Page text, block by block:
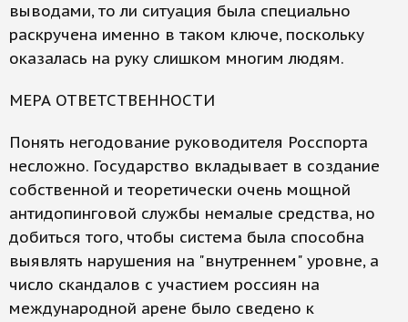
выводами, то ли ситуация была специально
раскручена именно в таком ключе, поскольку
оказалась на руку слишком многим людям.
МЕРА ОТВЕТСТВЕННОСТИ
Понять негодование руководителя Росспорта
несложно. Государство вкладывает в создание
собственной и теоретически очень мощной
антидопинговой службы немалые средства, но
добиться того, чтобы система была способна
выявлять нарушения на "внутреннем" уровне, а
число скандалов с участием россиян на
международной арене было сведено к